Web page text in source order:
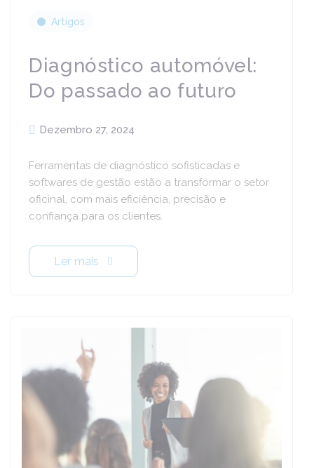
Artigos
Diagnóstico automóvel:
Do passado ao futuro
Dezembro 27, 2024
Ferramentas de diagnóstico sofisticadas e
softwares de gestão estão a transformar o setor
oficinal, com mais eficiência, precisão e
confiança para os clientes.
Ler mais